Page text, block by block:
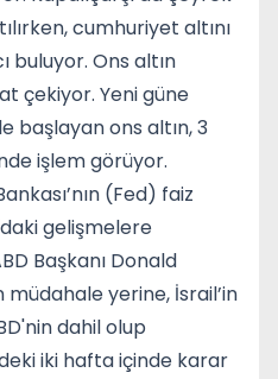
cumhuriyet altını
buluyor. Ons altın
çekiyor. Yeni güne
başlayan ons altın, 3
işlem görüyor.
(Fed) faiz
gelişmelere
Başkanı Donald
yerine, İsrail’in
dahil olup
iki hafta içinde karar